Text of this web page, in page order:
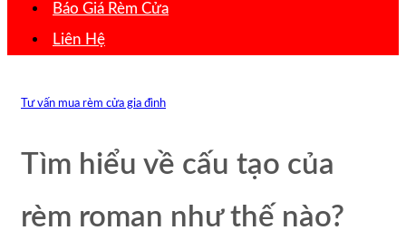
Báo Giá Rèm Cửa
Liên Hệ
Tư vấn mua rèm cửa gia đình
Tìm hiểu về cấu tạo của
rèm roman như thế nào?